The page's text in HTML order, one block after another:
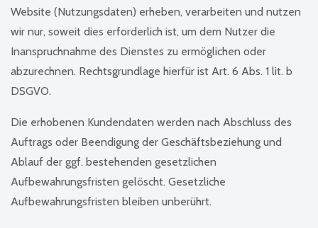
Website (Nutzungsdaten) erheben, verarbeiten und nutzen
wir nur, soweit dies erforderlich ist, um dem Nutzer die
Inanspruchnahme des Dienstes zu ermöglichen oder
abzurechnen. Rechtsgrundlage hierfür ist Art. 6 Abs. 1 lit. b
DSGVO.
Die erhobenen Kundendaten werden nach Abschluss des
Auftrags oder Beendigung der Geschäftsbeziehung und
Ablauf der ggf. bestehenden gesetzlichen
Aufbewahrungsfristen gelöscht. Gesetzliche
Aufbewahrungsfristen bleiben unberührt.